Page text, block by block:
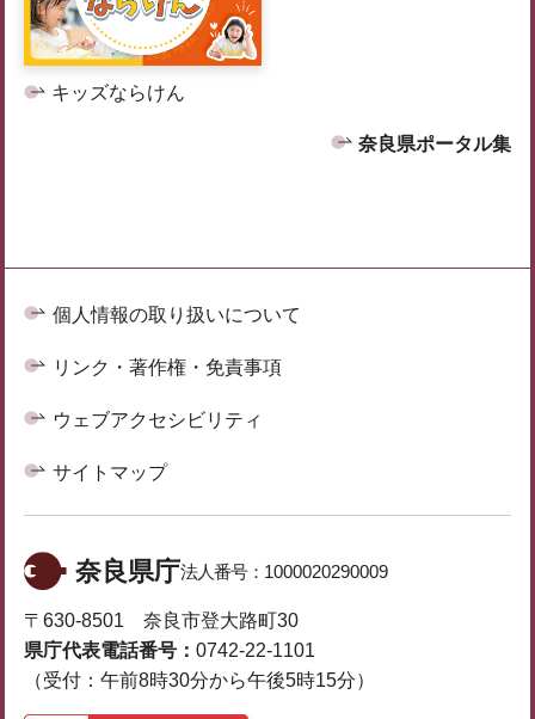
キッズならけん
奈良県ポータル集
個人情報の取り扱いについて
リンク・著作権・免責事項
ウェブアクセシビリティ
サイトマップ
奈良県庁法人番号： 1000020290009
〒630-8501 奈良市登大路町30
県庁代表電話番号： 0742-22-1101
（受付：午前8時30分から午後5時15分）